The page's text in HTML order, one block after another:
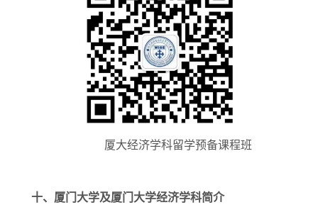
厦大经济学科留学预备课程班
十、厦门大学及厦门大学经济学科简介